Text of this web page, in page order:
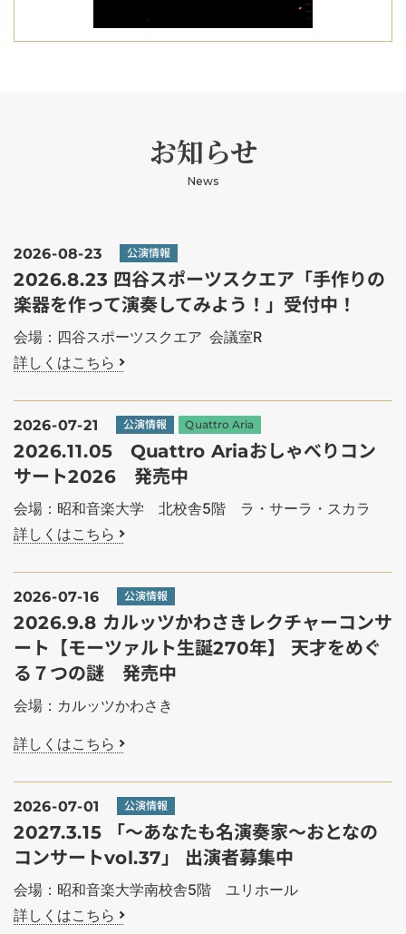
お知らせ
News
2026-08-23 公演情報
2026.8.23 四谷スポーツスクエア「手作りの
楽器を作って演奏してみよう！」受付中！
会場：四谷スポーツスクエア 会議室R
詳しくはこちら
2026-07-21 公演情報 Quattro Aria
2026.11.05 Quattro Ariaおしゃべりコン
サート2026 発売中
会場：昭和音楽大学 北校舎5階 ラ・サーラ・スカラ
詳しくはこちら
2026-07-16 公演情報
2026.9.8 カルッツかわさきレクチャーコンサ
ート【モーツァルト生誕270年】 天才をめぐ
る７つの謎 発売中
会場：カルッツかわさき
詳しくはこちら
2026-07-01 公演情報
2027.3.15 「～あなたも名演奏家～おとなの
コンサートvol.37」 出演者募集中
会場：昭和音楽大学南校舎5階 ユリホール
詳しくはこちら